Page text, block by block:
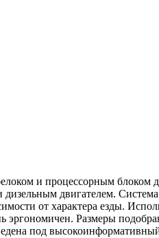
и процессорным блоком
двигателем.
от характера езды.
эргономичен. Размеры
под